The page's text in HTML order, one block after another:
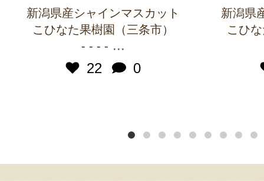
新潟県産シャインマスカット
こひなた果樹園（三条市）
- - - - ...
22
0
新潟県
こひ